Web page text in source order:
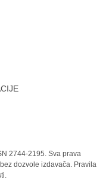
2744-2195. Sva prava
dozvole izdavača. Pravila